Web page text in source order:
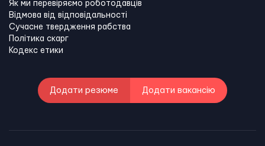
Як ми перевіряємо роботодавців
Відмова від відповідальності
Сучасне твердження рабства
Політика скарг
Кодекс етики
Додати резюме Додати вакансію